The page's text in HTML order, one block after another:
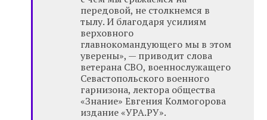
передовой, не столкнемся в
тылу. И благодаря усилиям
верховного
главнокомандующего мы в этом
уверены», — приводит слова
ветерана СВО, военнослужащего
Севастопольского военного
гарнизона, лектора общества
«Знание» Евгения Колмогорова
издание «УРА.РУ».